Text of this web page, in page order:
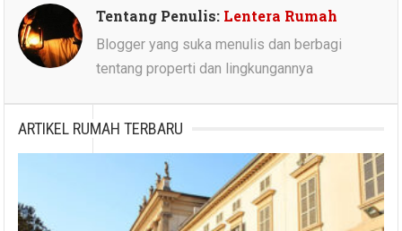
Tentang Penulis: Lentera Rumah
Blogger yang suka menulis dan berbagi
tentang properti dan lingkungannya
ARTIKEL RUMAH TERBARU